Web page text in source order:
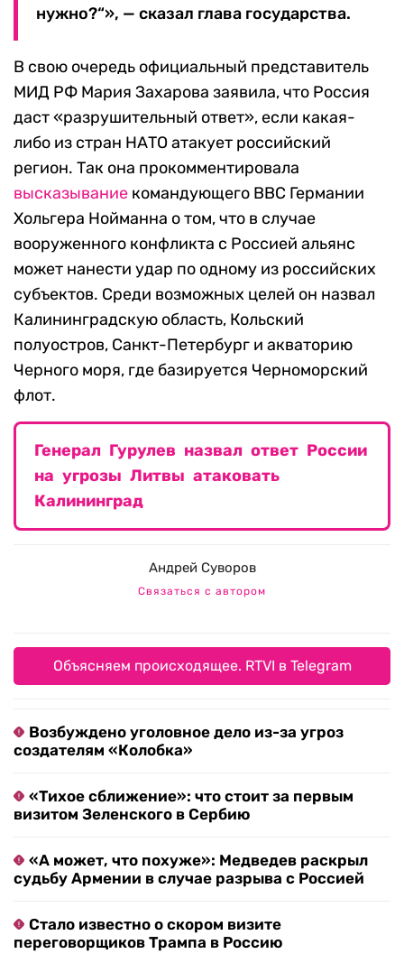
нужно?“», — сказал глава государства.
В свою очередь официальный представитель
МИД РФ Мария Захарова заявила, что Россия
даст «разрушительный ответ», если какая-
либо из стран НАТО атакует российский
регион. Так она прокомментировала
высказывание командующего ВВС Германии
Хольгера Нойманна о том, что в случае
вооруженного конфликта с Россией альянс
может нанести удар по одному из российских
субъектов. Среди возможных целей он назвал
Калининградскую область, Кольский
полуостров, Санкт-Петербург и акваторию
Черного моря, где базируется Черноморский
флот.
Генерал Гурулев назвал ответ России
на угрозы Литвы атаковать
Калининград
Андрей Суворов
Связаться с автором
Объясняем происходящее. RTVI в Telegram
Возбуждено уголовное дело из-за угроз
создателям «Колобка»
«Тихое сближение»: что стоит за первым
визитом Зеленского в Сербию
«А может, что похуже»: Медведев раскрыл
судьбу Армении в случае разрыва с Россией
Стало известно о скором визите
переговорщиков Трампа в Россию